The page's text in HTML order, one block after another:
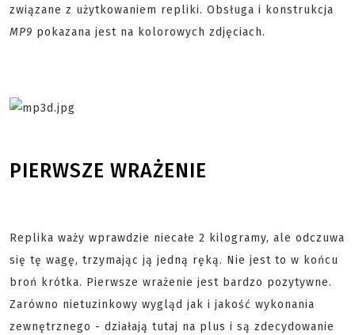
związane z użytkowaniem repliki. Obsługa i konstrukcja
MP9 pokazana jest na kolorowych zdjęciach.
PIERWSZE WRAŻENIE
Replika waży wprawdzie niecałe 2 kilogramy, ale odczuwa
się tę wagę, trzymając ją jedną ręką. Nie jest to w końcu
broń krótka. Pierwsze wrażenie jest bardzo pozytywne.
Zarówno nietuzinkowy wygląd jak i jakość wykonania
zewnętrznego - działają tutaj na plus i są zdecydowanie